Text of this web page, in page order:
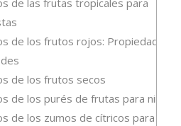
de las frutas tropicales para
de los frutos rojos: Propiedades
de los frutos secos
de los purés de frutas para niños
de los zumos de cítricos para la